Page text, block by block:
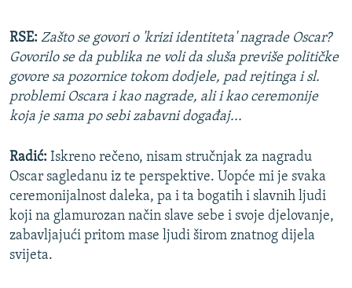
RSE: Zašto se govori o 'krizi identiteta' nagrade Oscar?
Govorilo se da publika ne voli da sluša previše političke
govore sa pozornice tokom dodjele, pad rejtinga i sl.
problemi Oscara i kao nagrade, ali i kao ceremonije
koja je sama po sebi zabavni događaj...
Radić: Iskreno rečeno, nisam stručnjak za nagradu
Oscar sagledanu iz te perspektive. Uopće mi je svaka
ceremonijalnost daleka, pa i ta bogatih i slavnih ljudi
koji na glamurozan način slave sebe i svoje djelovanje,
zabavljajući pritom mase ljudi širom znatnog dijela
svijeta.